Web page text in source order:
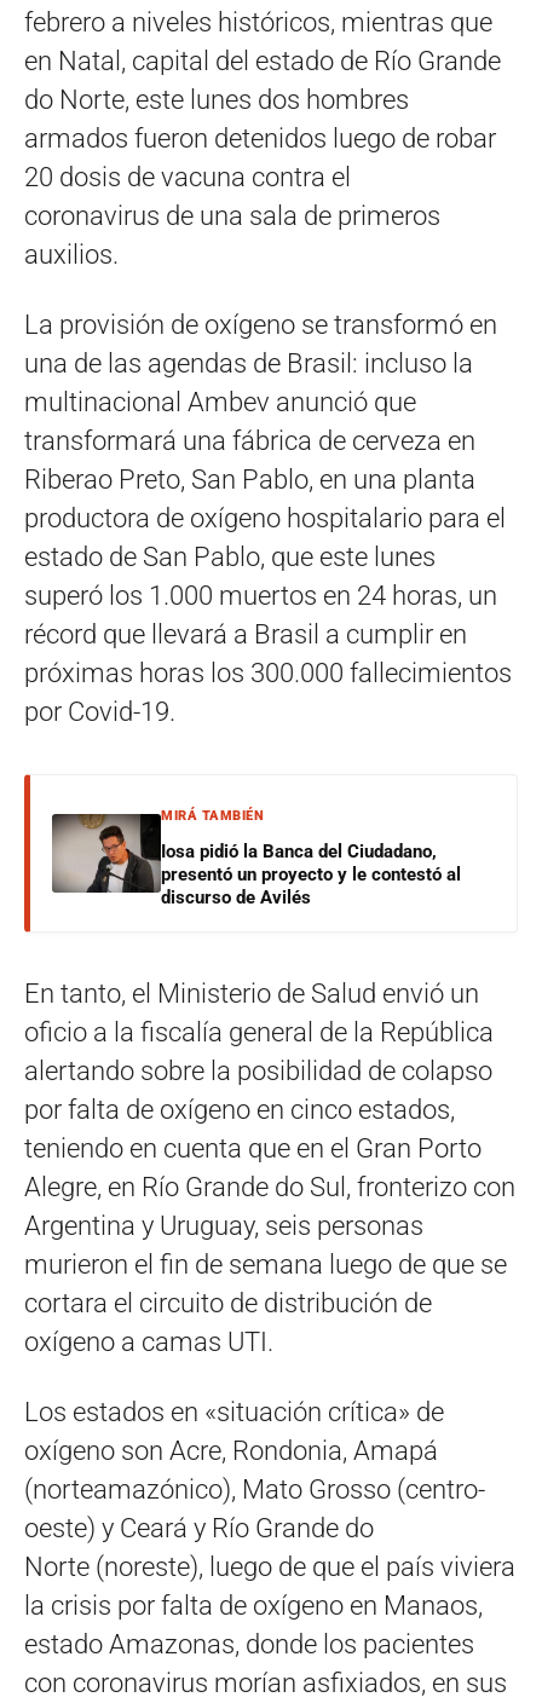
febrero a niveles históricos, mientras que
en Natal, capital del estado de Río Grande
do Norte, este lunes dos hombres
armados fueron detenidos luego de robar
20 dosis de vacuna contra el
coronavirus de una sala de primeros
auxilios.
La provisión de oxígeno se transformó en
una de las agendas de Brasil: incluso la
multinacional Ambev anunció que
transformará una fábrica de cerveza en
Riberao Preto, San Pablo, en una planta
productora de oxígeno hospitalario para el
estado de San Pablo, que este lunes
superó los 1.000 muertos en 24 horas, un
récord que llevará a Brasil a cumplir en
próximas horas los 300.000 fallecimientos
por Covid-19.
MIRÁ TAMBIÉN
Iosa pidió la Banca del Ciudadano,
presentó un proyecto y le contestó al
discurso de Avilés
En tanto, el Ministerio de Salud envió un
oficio a la fiscalía general de la República
alertando sobre la posibilidad de colapso
por falta de oxígeno en cinco estados,
teniendo en cuenta que en el Gran Porto
Alegre, en Río Grande do Sul, fronterizo con
Argentina y Uruguay, seis personas
murieron el fin de semana luego de que se
cortara el circuito de distribución de
oxígeno a camas UTI.
Los estados en «situación crítica» de
oxígeno son Acre, Rondonia, Amapá
(norteamazónico), Mato Grosso (centro-
oeste) y Ceará y Río Grande do
Norte (noreste), luego de que el país viviera
la crisis por falta de oxígeno en Manaos,
estado Amazonas, donde los pacientes
con coronavirus morían asfixiados, en sus